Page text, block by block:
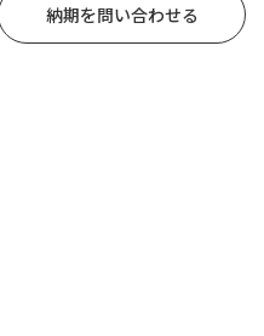
納期を問い合わせる